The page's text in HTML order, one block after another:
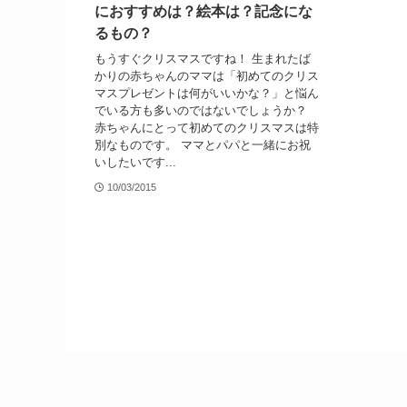
におすすめは？絵本は？記念にな
るもの？
もうすぐクリスマスですね！ 生まれたば
かりの赤ちゃんのママは「初めてのクリス
マスプレゼントは何がいいかな？」と悩ん
でいる方も多いのではないでしょうか？
赤ちゃんにとって初めてのクリスマスは特
別なものです。 ママとパパと一緒にお祝
いしたいです...
10/03/2015